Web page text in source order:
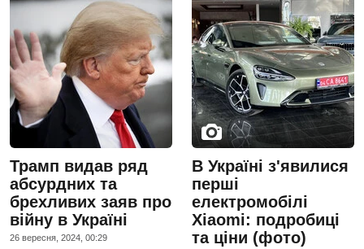
Трамп видав ряд
абсурдних та
брехливих заяв про
війну в Україні
26 вересня, 2024, 00:29
В Україні з'явилися
перші
електромобілі
Xiaomi: подробиці
та ціни (фото)